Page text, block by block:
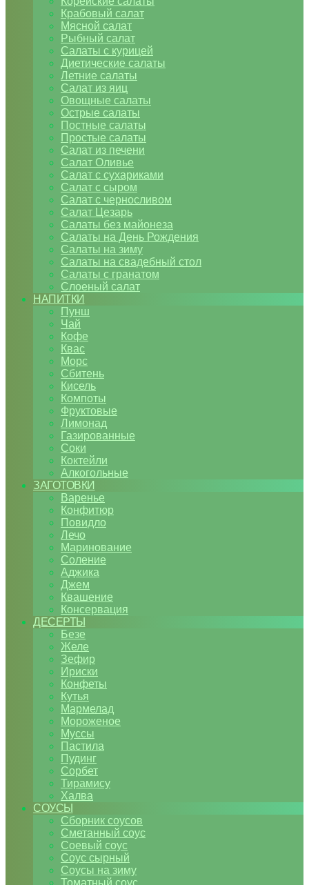
Крабовый салат
Мясной салат
Рыбный салат
Салаты с курицей
Диетические салаты
Летние салаты
Салат из яиц
Овощные салаты
Острые салаты
Постные салаты
Простые салаты
Салат из печени
Салат Оливье
Салат с сухариками
Салат с сыром
Салат с черносливом
Салат Цезарь
Салаты без майонеза
Салаты на День Рождения
Салаты на зиму
Салаты на свадебный стол
Салаты с гранатом
Слоеный салат
НАПИТКИ
Пунш
Чай
Кофе
Квас
Морс
Сбитень
Кисель
Компоты
Фруктовые
Лимонад
Газированные
Соки
Коктейли
Алкогольные
ЗАГОТОВКИ
Варенье
Конфитюр
Повидло
Лечо
Маринование
Соление
Аджика
Джем
Квашение
Консервация
ДЕСЕРТЫ
Безе
Желе
Зефир
Ириски
Конфеты
Кутья
Мармелад
Мороженое
Муссы
Пастила
Пудинг
Сорбет
Тирамису
Халва
СОУСЫ
Сборник соусов
Сметанный соус
Соевый соус
Соус сырный
Соусы на зиму
Томатный соус